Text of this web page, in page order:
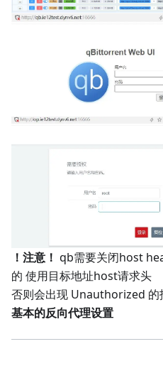
！注意！ qb需要关闭host
的 使用目标地址host请求头
否则会出现 Unauthorized 的
基本的反向代理设置